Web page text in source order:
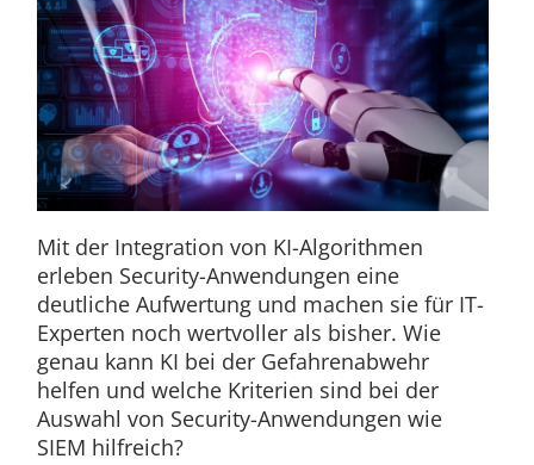
Mit der Integration von KI-Algorithmen
erleben Security-Anwendungen eine
deutliche Aufwertung und machen sie für IT-
Experten noch wertvoller als bisher. Wie
genau kann KI bei der Gefahrenabwehr
helfen und welche Kriterien sind bei der
Auswahl von Security-Anwendungen wie
SIEM hilfreich?